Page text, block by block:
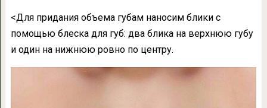
<Для придания объема губам наносим блики с
помощью блеска для губ: два блика на верхнюю губу
и один на нижнюю ровно по центру.